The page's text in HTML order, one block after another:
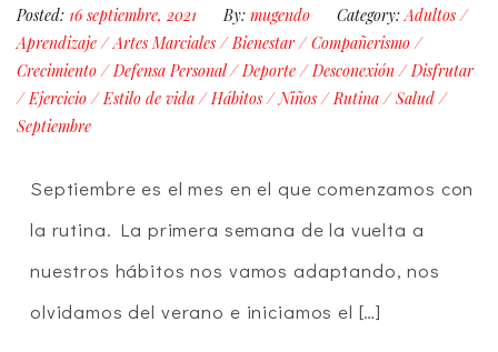
Posted: 16 septiembre, 2021 By: mugendo Category: Adultos/
Aprendizaje/Artes Marciales/Bienestar/Compañerismo/
Crecimiento/Defensa Personal/Deporte/Desconexión/Disfrutar
/Ejercicio/Estilo de vida/Hábitos/Niños/Rutina/Salud/
Septiembre
Septiembre es el mes en el que comenzamos con
la rutina. La primera semana de la vuelta a
nuestros hábitos nos vamos adaptando, nos
olvidamos del verano e iniciamos el […]